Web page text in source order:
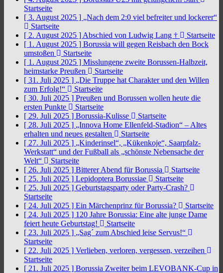
Startseite
[ 3. August 2025 ] „Nach dem 2:0 viel befreiter und lockerer“
Startseite
[ 2. August 2025 ] Abschied von Ludwig Lang †
Startseite
[ 1. August 2025 ] Borussia will gegen Reisbach den Bock
umstoßen
Startseite
[ 1. August 2025 ] Misslungene zweite Borussen-Halbzeit,
heimstarke Preußen
Startseite
[ 31. Juli 2025 ] „Die Truppe hat Charakter und den Willen
zum Erfolg!“
Startseite
[ 30. Juli 2025 ] Preußen und Borussen wollen heute die
ersten Punkte
Startseite
[ 29. Juli 2025 ] Borussia-Kulisse
Startseite
[ 28. Juli 2025 ] „Innova Home Ellenfeld-Stadion“ – Altes
erhalten und neues gestalten
Startseite
[ 27. Juli 2025 ] „Kinderinsel“, „Kükenkoje“, Saarpfalz-
Werkstatt“ und der Fußball als „schönste Nebensache der
Welt“
Startseite
[ 26. Juli 2025 ] Bitterer Abend für Borussia
Startseite
[ 25. Juli 2025 ] Lepidoptera Borussiae
Startseite
[ 25. Juli 2025 ] Geburtstagsparty oder Party-Crash?
Startseite
[ 24. Juli 2025 ] Ein Märchenprinz für Borussia?
Startseite
[ 24. Juli 2025 ] 120 Jahre Borussia: Eine alte junge Dame
feiert heute Geburtstag!
Startseite
[ 23. Juli 2025 ] „Sag´ zum Abschied leise Servus!“
Startseite
[ 22. Juli 2025 ] Verlieben, verloren, vergessen, verzeihen
Startseite
[ 21. Juli 2025 ] Borussia Zweiter beim LEVOBANK-Cup in